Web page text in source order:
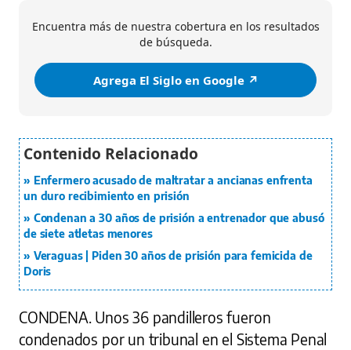
Encuentra más de nuestra cobertura en los resultados
de búsqueda.
Agrega El Siglo en Google ↗️
Enfermero acusado de maltratar a ancianas enfrenta
un duro recibimiento en prisión
Condenan a 30 años de prisión a entrenador que abusó
de siete atletas menores
Veraguas | Piden 30 años de prisión para femicida de
Doris
CONDENA.Unos 36 pandilleros fueron
condenados por un tribunal en el Sistema Penal